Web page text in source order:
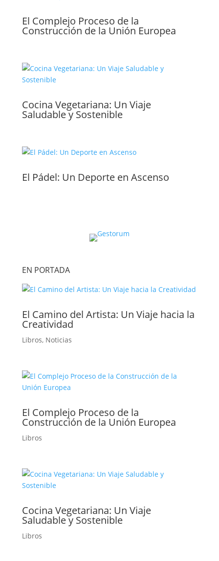
El Complejo Proceso de la
Construcción de la Unión Europea
Cocina Vegetariana: Un Viaje
Saludable y Sostenible
El Pádel: Un Deporte en Ascenso
EN PORTADA
El Camino del Artista: Un Viaje hacia la
Creatividad
Libros, Noticias
El Complejo Proceso de la
Construcción de la Unión Europea
Libros
Cocina Vegetariana: Un Viaje
Saludable y Sostenible
Libros